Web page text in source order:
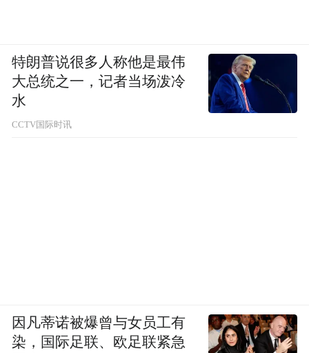
特朗普说很多人称他是最伟
大总统之一，记者当场泼冷
水
CCTV国际时讯
因凡蒂诺被爆曾与女员工有
染，国际足联、欧足联紧急